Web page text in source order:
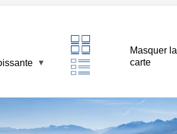
Masquer la
carte